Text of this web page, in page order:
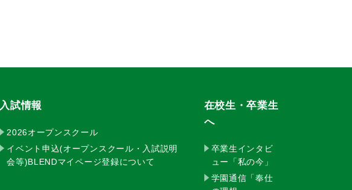
入試情報
2026オープンスクール
イベント申込(オープンスクール・入試説明
会等)BLENDマイページ登録について
在校生・卒業生
へ
卒業生インタビ
ュー「私の今」
学園通信「奉仕